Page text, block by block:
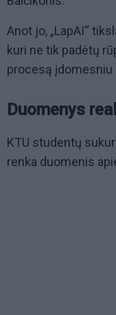
Anot jo, „LapAI“
kuri ne tik padėtų
procesą įdomesniu
Duomenys
KTU studentų
renka duomenis